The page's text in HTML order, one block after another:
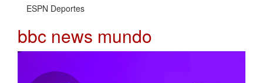
ESPN Deportes
bbc news mundo